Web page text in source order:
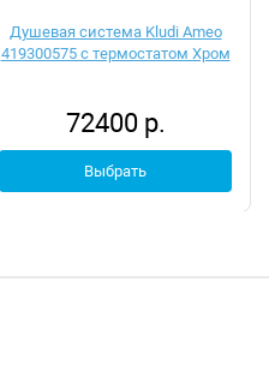
Душевая система Kludi Ameo
419300575 с термостатом Хром
72400 р.
Выбрать